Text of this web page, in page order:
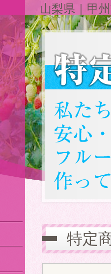
山梨県｜甲
特定